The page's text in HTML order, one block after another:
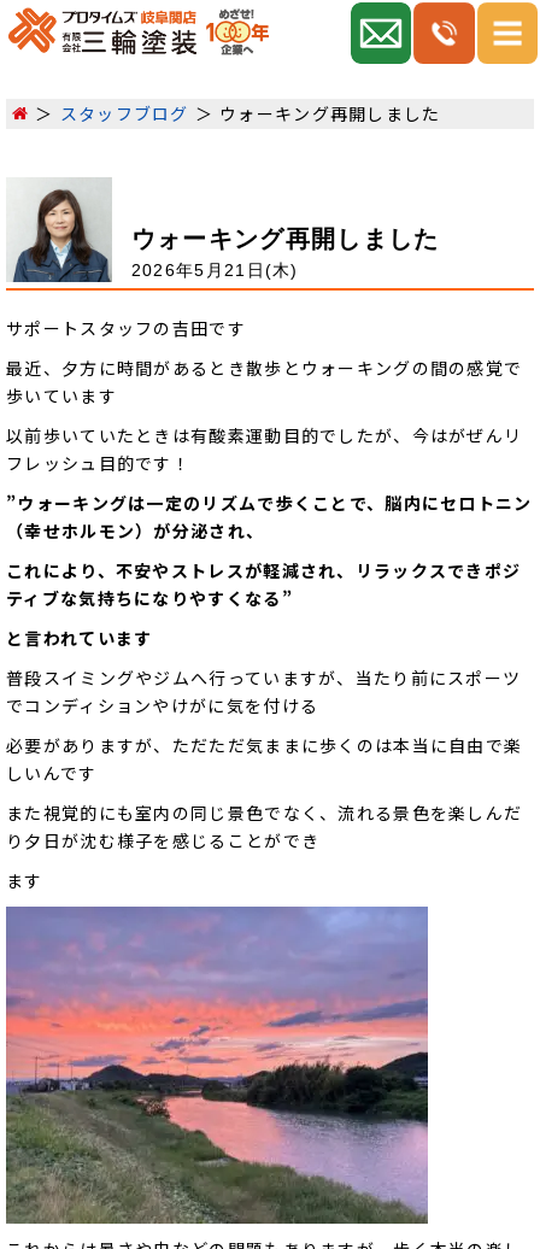
スタッフブログ ウォーキング再開しました
ウォーキング再開しました
2026年5月21日(木)
サポートスタッフの吉田です
最近、夕方に時間があるとき散歩とウォーキングの間の感覚で
歩いています
以前歩いていたときは有酸素運動目的でしたが、今はがぜんリ
フレッシュ目的です！
”ウォーキングは一定のリズムで歩くことで、脳内にセロトニン
（幸せホルモン）が分泌され、
これにより、不安やストレスが軽減され、リラックスできポジ
ティブな気持ちになりやすくなる”
と 言われています
普段スイミングやジムへ行っていますが、当たり前にスポーツ
でコンディションやけがに気を付ける
必要がありますが、ただただ気ままに歩くのは本当に自由で楽
しいんです
また視覚的にも室内の同じ景色でなく、流れる景色を楽しんだ
り夕日が沈む様子を感じることができ
ます